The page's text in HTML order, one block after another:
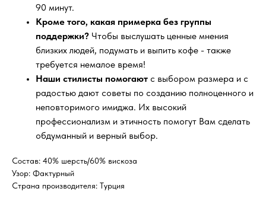
90 минут.
Кроме того, какая примерка без группы
поддержки? Чтобы выслушать ценные мнения
близких людей, подумать и выпить кофе - также
требуется немалое время!
Наши стилисты помогают с выбором размера и с
радостью дают советы по созданию полноценного и
неповторимого имиджа. Их высокий
профессионализм и этичность помогут Вам сделать
обдуманный и верный выбор.
Состав: 40% шерсть/60% вискоза
Узор: Фактурный
Страна производителя: Турция